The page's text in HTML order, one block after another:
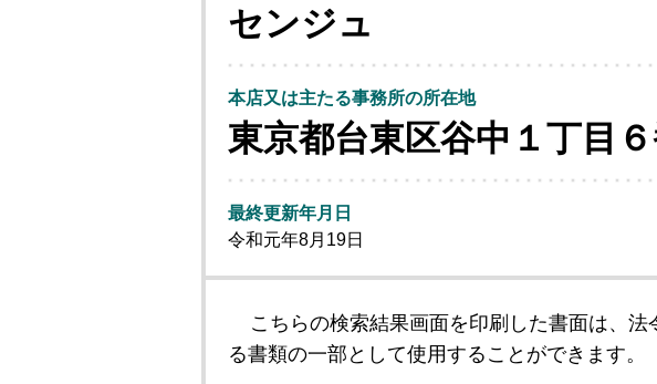
センジュ
本店又は主たる事務所の所在地
東京都台東区谷中１丁目
最終更新年月日
令和元年8月19日
こちらの検索結果画面を印刷した書面は、
る書類の一部として使用することができます。